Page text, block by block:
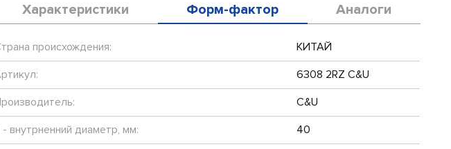
Характеристики Форм-фактор Аналоги
происхождения:
КИТАЙ
6308 2RZ C&U
C&U
- внутрненний диаметр, мм:
40